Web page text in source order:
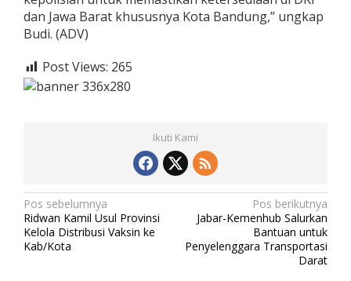
dan Jawa Barat khususnya Kota Bandung,” ungkap
Budi. (ADV)
Post Views: 265
Ikuti Kami
N
a
v
Pos sebelumnya
Ridwan Kamil Usul Provinsi
Kelola Distribusi Vaksin ke
Kab/Kota
Pos berikutnya
Jabar-Kemenhub Salurkan
Bantuan untuk
Penyelenggara Transportasi
Darat